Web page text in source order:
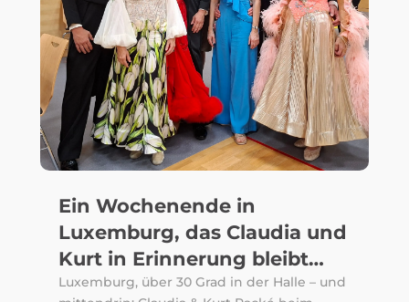
Ein Wochenende in
Luxemburg, das Claudia und
Kurt in Erinnerung bleibt…
Luxemburg, über 30 Grad in der Halle – und